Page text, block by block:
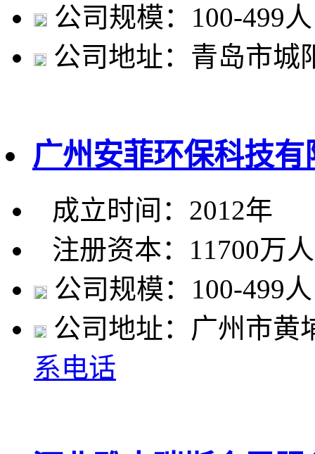
公司规模：100-499人
公司地址：青岛市城
广州安菲环保科技有
成立时间：2012年
注册资本：11700万
公司规模：100-499人
公司地址：广州市黄
系电话